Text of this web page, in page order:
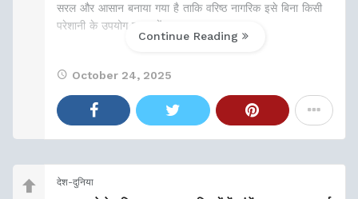
सरल और आसान बनाया गया है ताकि वरिष्ठ नागरिक इसे बिना किसी
परेशानी के उपयोग कर सकें।
Continue Reading
October 24, 2025
देश-दुनिया